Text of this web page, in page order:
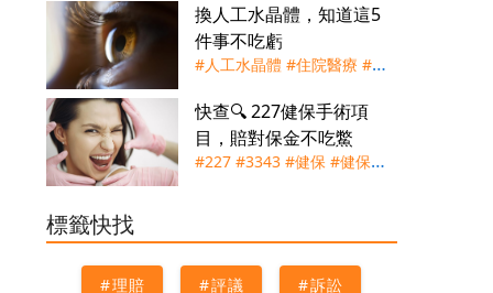
換人工水晶體，知道這5
件事不吃虧
#人工水晶體 #住院醫療 #健
#白內障#自付差額
快查🔍 227健保手術項
目，賠對保金不吃鱉
#227 #3343 #健保 #健保快
標籤快找
#理賠 #評議 #訴訟